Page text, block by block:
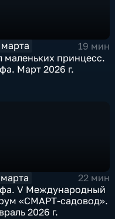
19 мин
маленьких принцесс.
Март 2026 г.
22 мин
V Международный
«СМАРТ-садовод».
2026 г.